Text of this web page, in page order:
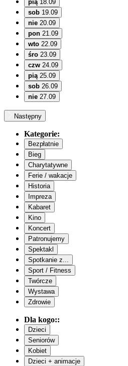
pią 18.09
sob 19.09
nie 20.09
pon 21.09
wto 22.09
śro 23.09
czw 24.09
pią 25.09
sob 26.09
nie 27.09
Następny
Kategorie:
Bezpłatnie
Bieg
Charytatywne
Ferie / wakacje
Historia
Impreza
Kabaret
Kino
Koncert
Patronujemy
Spektakl
Spotkanie z...
Sport / Fitness
Twórcze
Wystawa
Zdrowie
Dla kogo::
Dzieci
Seniorów
Kobiet
Dzieci + animacje